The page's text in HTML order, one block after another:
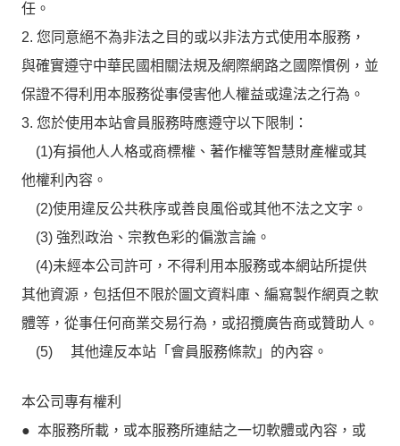
任。
2. 您同意絕不為非法之目的或以非法方式使用本服務，
與確實遵守中華民國相關法規及網際網路之國際慣例，並
保證不得利用本服務從事侵害他人權益或違法之行為。
3. 您於使用本站會員服務時應遵守以下限制：
(1)有損他人人格或商標權、著作權等智慧財產權或其
他權利內容。
(2)使用違反公共秩序或善良風俗或其他不法之文字。
(3) 強烈政治、宗教色彩的偏激言論。
(4)未經本公司許可，不得利用本服務或本網站所提供
其他資源，包括但不限於圖文資料庫、編寫製作網頁之軟
體等，從事任何商業交易行為，或招攬廣告商或贊助人。
(5) 其他違反本站「會員服務條款」的內容。
本公司專有權利
● 本服務所載，或本服務所連結之一切軟體或內容，或